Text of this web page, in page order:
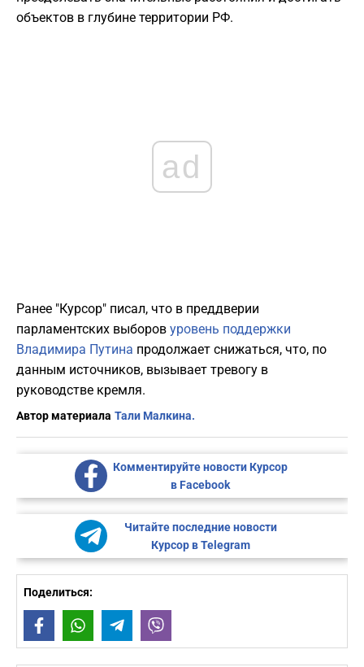
объектов в глубине территории РФ.
ad
Ранее "Курсор" писал, что в преддверии
парламентских выборов уровень поддержки
Владимира Путина продолжает снижаться, что, по
данным источников, вызывает тревогу в
руководстве кремля.
Автор материала Тали Малкина.
Комментируйте новости Курсор
в Facebook
Читайте последние новости
Курсор в Telegram
Поделиться:
FacebookWhatsAppTelegram